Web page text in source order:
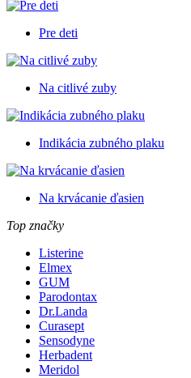
Pre deti
Na citlivé zuby
Indikácia zubného plaku
Na krvácanie ďasien
Top značky
Listerine
Elmex
GUM
Parodontax
Dr.Landa
Curasept
Sensodyne
Herbadent
Meridol